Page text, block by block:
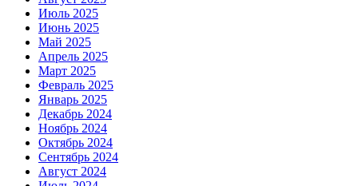
Июль 2025
Июнь 2025
Май 2025
Апрель 2025
Март 2025
Февраль 2025
Январь 2025
Декабрь 2024
Ноябрь 2024
Октябрь 2024
Сентябрь 2024
Август 2024